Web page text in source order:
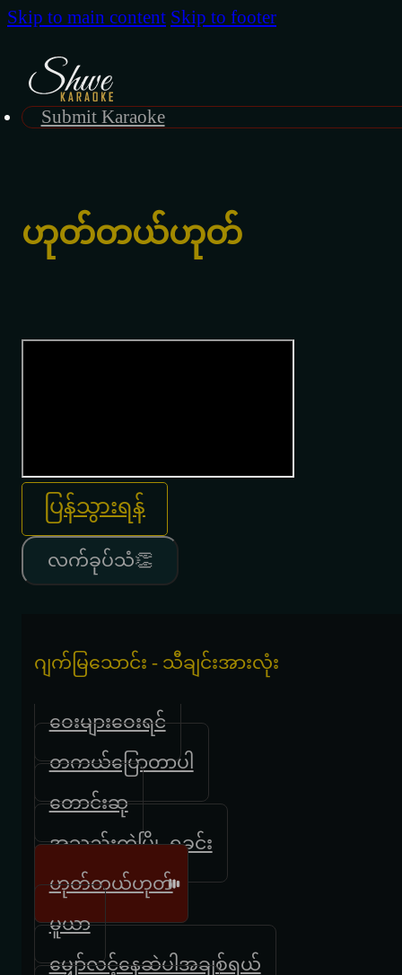
Skip to main content Skip to footer
Submit Karaoke
ဟုတ်တယ်ဟုတ်
ပြန်သွားရန်
လက်ခုပ်သံ👏
ဂျက်မြသောင်း - သီချင်းအားလုံး
ဝေးများဝေးရင်
တကယ်ပြောတာပါ
တောင်းဆု
အသည်းကွဲမြို့ ရှုခင်း
ဟုတ်တယ်ဟုတ်
မူယာ
မျှော်လင့်နေဆဲပါအချစ်ရယ်